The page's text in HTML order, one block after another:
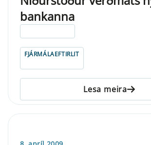
bankanna
FJÁRMÁLAEFTIRLIT
Lesa meira